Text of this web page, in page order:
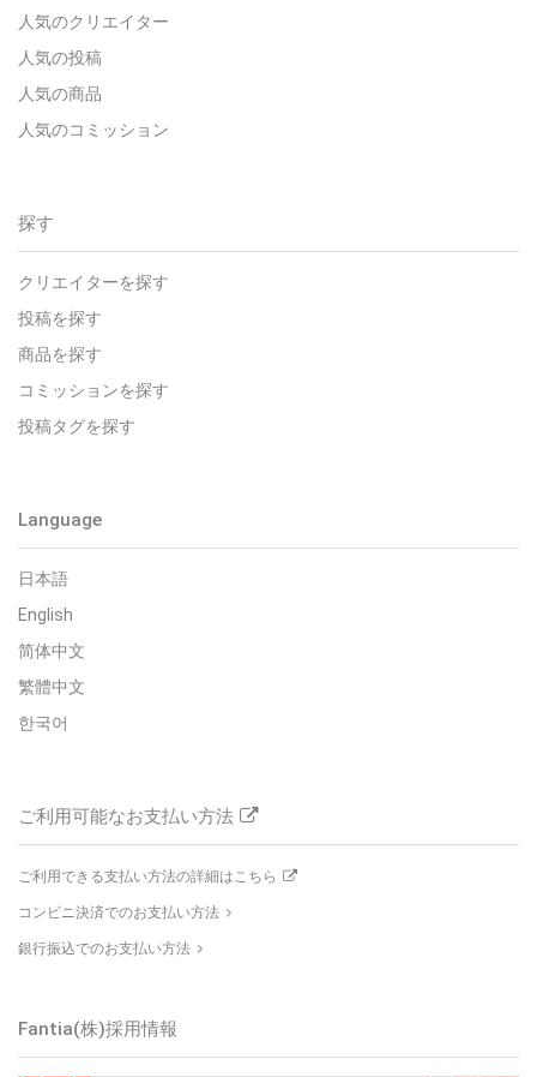
人気のクリエイター
人気の投稿
人気の商品
人気のコミッション
探す
クリエイターを探す
投稿を探す
商品を探す
コミッションを探す
投稿タグを探す
Language
日本語
English
简体中文
繁體中文
한국어
ご利用可能なお支払い方法
ご利用できる支払い方法の詳細はこちら
コンビニ決済でのお支払い方法
銀行振込でのお支払い方法
Fantia(株)採用情報